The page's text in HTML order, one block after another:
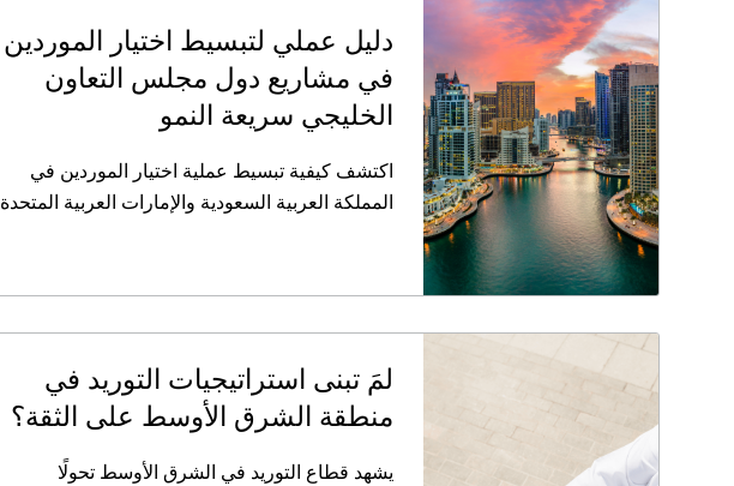
دليل عملي لتبسيط اختيار الموردين
في مشاريع دول مجلس التعاون
الخليجي سريعة النمو
اكتشف كيفية تبسيط عملية اختيار الموردين في
المملكة العربية السعودية والإمارات العربية المتحدة
لمَ تبنى استراتيجيات التوريد في
منطقة الشرق الأوسط على الثقة؟
يشهد قطاع التوريد في الشرق الأوسط تحولًا